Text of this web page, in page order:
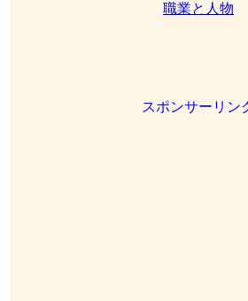
職業と人物
スポンサーリン